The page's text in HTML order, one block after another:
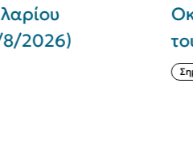
του
Σημαντικά Νέα